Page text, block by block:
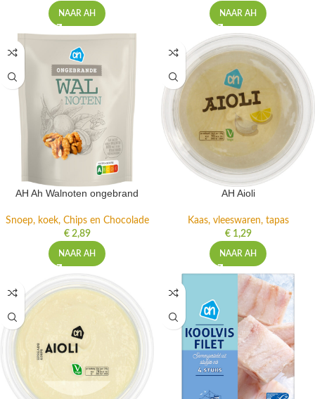
NAAR AH NAAR AH
AH Ah Walnoten ongebrand
Snoep, koek, Chips en Chocolade
€2,89
NAAR AH
AH Aioli
Kaas, vleeswaren, tapas
€1,29
NAAR AH